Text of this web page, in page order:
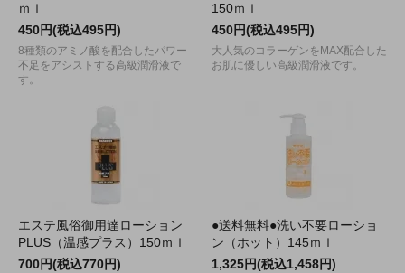
ｍｌ
450円(税込495円)
8種類のアミノ酸を配合したパワー
不足をアシストする高級潤滑液で
す。
150ｍｌ
450円(税込495円)
大人気のコラーゲンをMAX配合した
お肌に優しい高級潤滑液です。
エステ風俗御用達ローション
PLUS（温感プラス）150ｍｌ
700円(税込770円)
●送料無料●洗い不要ローショ
ン（ホット）145ｍｌ
1,325円(税込1,458円)